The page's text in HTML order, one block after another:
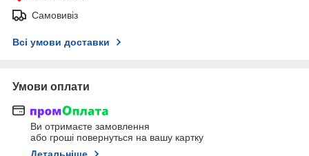
Самовивіз
Всі умови доставки
Умови оплати
Ви отримаєте замовлення
або гроші повернуться на вашу картку